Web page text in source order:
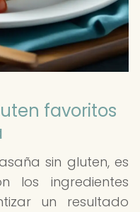
favoritos
sin gluten, es
los ingredientes
un resultado